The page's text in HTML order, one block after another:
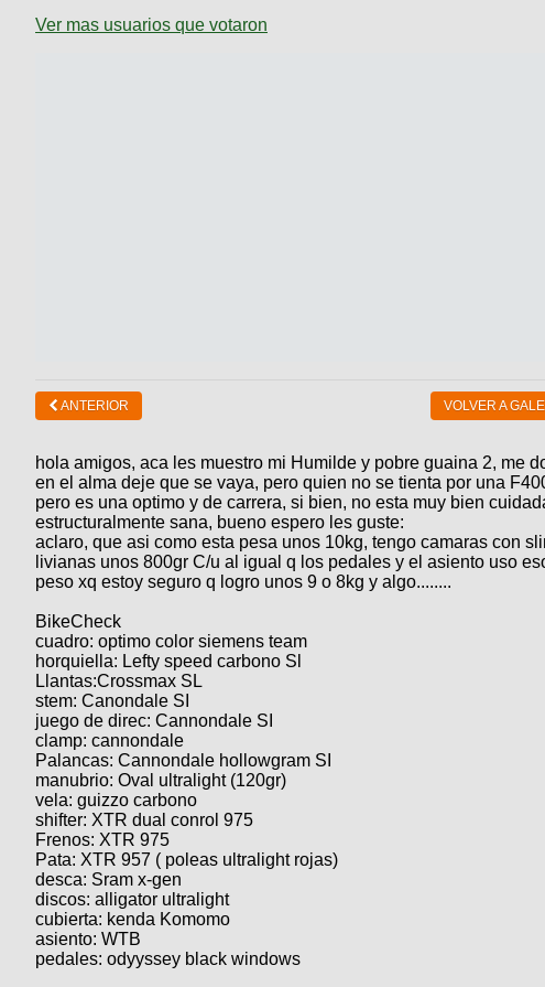
Ver mas usuarios que votaron
ANTERIOR VOLVER A
hola amigos, aca les muestro mi Humilde y pobre guaina 2, me
en el alma deje que se vaya, pero quien no se tienta por una
pero es una optimo y de carrera, si bien, no esta muy bien
estructuralmente sana, bueno espero les guste:
aclaro, que asi como esta pesa unos 10kg, tengo camaras con
livianas unos 800gr C/u al igual q los pedales y el asiento uso
peso xq estoy seguro q logro unos 9 o 8kg y algo........
BikeCheck
cuadro: optimo color siemens team
horquiella: Lefty speed carbono Sl
Llantas:Crossmax SL
stem: Canondale SI
juego de direc: Cannondale SI
clamp: cannondale
Palancas: Cannondale hollowgram SI
manubrio: Oval ultralight (120gr)
vela: guizzo carbono
shifter: XTR dual conrol 975
Frenos: XTR 975
Pata: XTR 957 ( poleas ultralight rojas)
desca: Sram x-gen
discos: alligator ultralight
cubierta: kenda Komomo
asiento: WTB
pedales: odyyssey black windows